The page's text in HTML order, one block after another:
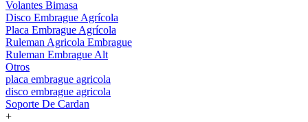
Volantes Bimasa
Disco Embrague Agrícola
Placa Embrague Agrícola
Ruleman Agricola Embrague
Ruleman Embrague Alt
Otros
placa embrague agricola
disco embrague agricola
Soporte De Cardan
+